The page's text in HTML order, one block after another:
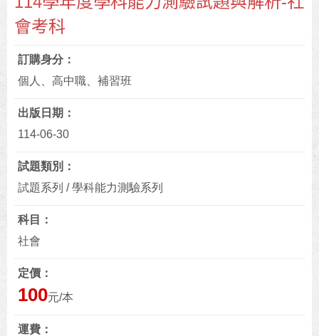
會考科
訂購身分
個人、高中職、補習班
出版日期
114-06-30
試題類別
試題系列 / 學科能力測驗系列
科目
社會
定價
100元/本
運費